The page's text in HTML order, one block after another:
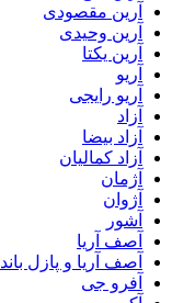
آرین مقصودی
آرین وحیدی
آرین یکتا
آریو
آریو رایجی
آزاد
آزاد بیضا
آزاد کمالیان
آژمان
آژوان
آشور
آصف آریا
آصف آریا و پازل باند
آفرو جی